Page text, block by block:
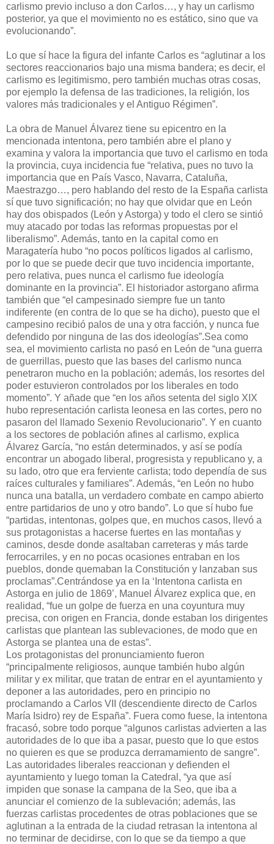
carlismo previo incluso a don Carlos…, y hay un carlismo
posterior, ya que el movimiento no es estático, sino que va
evolucionando”.
Lo que sí hace la figura del infante Carlos es “aglutinar a los
sectores reaccionarios bajo una misma bandera; es decir, el
carlismo es legitimismo, pero también muchas otras cosas,
por ejemplo la defensa de las tradiciones, la religión, los
valores más tradicionales y el Antiguo Régimen”.
La obra de Manuel Álvarez tiene su epicentro en la
mencionada intentona, pero también abre el plano y
examina y valora la importancia que tuvo el carlismo en toda
la provincia, cuya incidencia fue “relativa, pues no tuvo la
importancia que en País Vasco, Navarra, Cataluña,
Maestrazgo…, pero hablando del resto de la España carlista
sí que tuvo significación; no hay que olvidar que en León
hay dos obispados (León y Astorga) y todo el clero se sintió
muy atacado por todas las reformas propuestas por el
liberalismo”. Además, tanto en la capital como en
Maragatería hubo “no pocos políticos ligados al carlismo,
por lo que se puede decir que tuvo incidencia importante,
pero relativa, pues nunca el carlismo fue ideología
dominante en la provincia”. El historiador astorgano afirma
también que “el campesinado siempre fue un tanto
indiferente (en contra de lo que se ha dicho), puesto que el
campesino recibió palos de una y otra facción, y nunca fue
defendido por ninguna de las dos ideologías”.Sea como
sea, el movimiento carlista no pasó en León de “una guerra
de guerrillas, puesto que las bases del carlismo nunca
penetraron mucho en la población; además, los resortes del
poder estuvieron controlados por los liberales en todo
momento”. Y añade que “en los años setenta del siglo XIX
hubo representación carlista leonesa en las cortes, pero no
pasaron del llamado Sexenio Revolucionario”. Y en cuanto
a los sectores de población afines al carlismo, explica
Álvarez García, “no están determinados, y así se podía
encontrar un abogado liberal, progresista y republicano y, a
su lado, otro que era ferviente carlista; todo dependía de sus
raíces culturales y familiares”. Además, “en León no hubo
nunca una batalla, un verdadero combate en campo abierto
entre partidarios de uno y otro bando”. Lo que sí hubo fue
“partidas, intentonas, golpes que, en muchos casos, llevó a
sus protagonistas a hacerse fuertes en las montañas y
caminos, desde donde asaltaban carreteras y más tarde
ferrocarriles, y en no pocas ocasiones entraban en los
pueblos, donde quemaban la Constitución y lanzaban sus
proclamas”.Centrándose ya en la ‘Intentona carlista en
Astorga en julio de 1869’, Manuel Álvarez explica que, en
realidad, “fue un golpe de fuerza en una coyuntura muy
precisa, con origen en Francia, donde estaban los dirigentes
carlistas que plantean las sublevaciones, de modo que en
Astorga se plantea una de estas”.
Los protagonistas del pronunciamiento fueron
“principalmente religiosos, aunque también hubo algún
militar y ex militar, que tratan de entrar en el ayuntamiento y
deponer a las autoridades, pero en principio no
proclamando a Carlos VII (descendiente directo de Carlos
María Isidro) rey de España”. Fuera como fuese, la intentona
fracasó, sobre todo porque “algunos carlistas advierten a las
autoridades de lo que iba a pasar, puesto que lo que estos
no quieren es que se produzca derramamiento de sangre”.
Las autoridades liberales reaccionan y defienden el
ayuntamiento y luego toman la Catedral, “ya que así
impiden que sonase la campana de la Seo, que iba a
anunciar el comienzo de la sublevación; además, las
fuerzas carlistas procedentes de otras poblaciones que se
aglutinan a la entrada de la ciudad retrasan la intentona al
no terminar de decidirse, con lo que se da tiempo a que